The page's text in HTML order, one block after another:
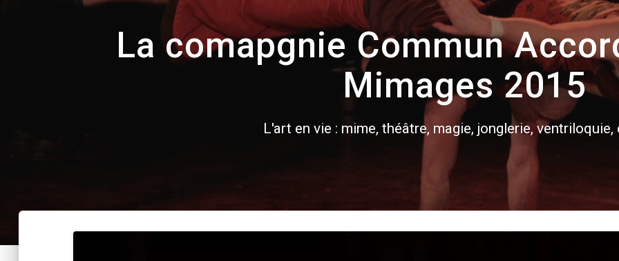
La comapgnie Commun
Mimages 2015
L'art en vie : mime, théâtre, magie, jonglerie, ventriloquie,